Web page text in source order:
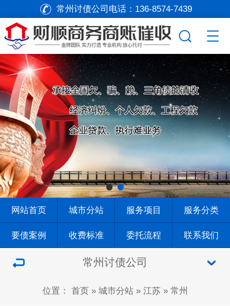
网站首页 城市分站 服务项目 服务分类
要债案例 收费标准 委托流程 联系我们
常州讨债公司电话： 136-8574-7439
常州讨债公司
位置： 首页» 城市分站» 江苏» 常州